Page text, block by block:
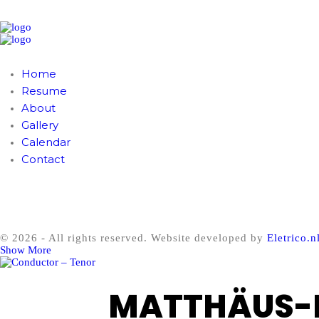
Home
Resume
About
Gallery
Calendar
Contact
© 2026 - All rights reserved. Website developed by Eletrico.nl
Show More
MATTHÄUS-